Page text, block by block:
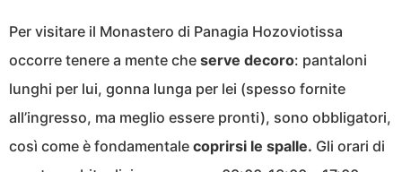
Per visitare il Monastero di Panagia Hozoviotissa
occorre tenere a mente che serve decoro: pantaloni
lunghi per lui, gonna lunga per lei (spesso fornite
all’ingresso, ma meglio essere pronti), sono obbligatori,
così come è fondamentale coprirsi le spalle. Gli orari di